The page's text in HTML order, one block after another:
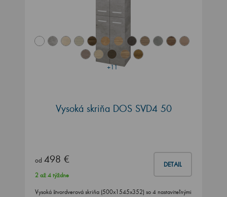
+11
Vysoká skriňa DOS SVD4 50
od 498 € DETAIL
2 až 4 týždne
Vysoká štvordverová skriňa (500x1545x352) so 4 nastaviteľnými